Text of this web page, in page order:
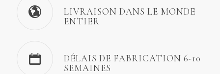
LIVRAISON DANS LE MONDE
ENTIER
DÉLAIS DE FABRICATION 6-10
SEMAINES